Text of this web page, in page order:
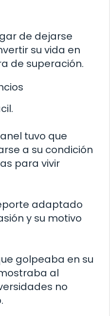
de dejarse
su vida en
de superación.
tuvo que
a su condición
para vivir
adaptado
y su motivo
golpeaba en su
al
no